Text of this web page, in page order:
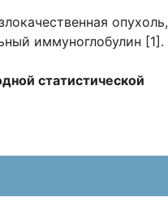
опухоль,
иммуноглобулин [1].
статистической